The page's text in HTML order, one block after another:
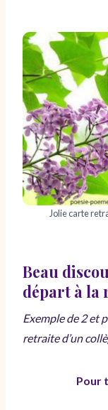
Jolie carte
Beau
départ à la
Exemple de 2 et
retraite d’un
Pour